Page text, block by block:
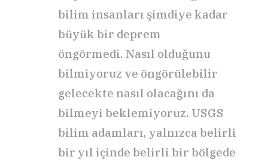
bilim insanları şimdiye kadar
büyük bir deprem
öngörmedi. Nasıl olduğunu
bilmiyoruz ve öngörülebilir
gelecekte nasıl olacağını da
bilmeyi beklemiyoruz. USGS
bilim adamları, yalnızca belirli
bir yıl içinde belirli bir bölgede